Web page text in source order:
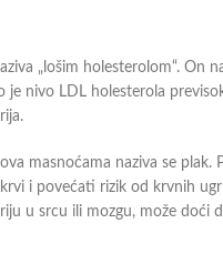
„lošim holesterolom“. On
je nivo LDL holesterola
masnoćama naziva se plak.
i povećati rizik od krvnih
u srcu ili mozgu, može doći